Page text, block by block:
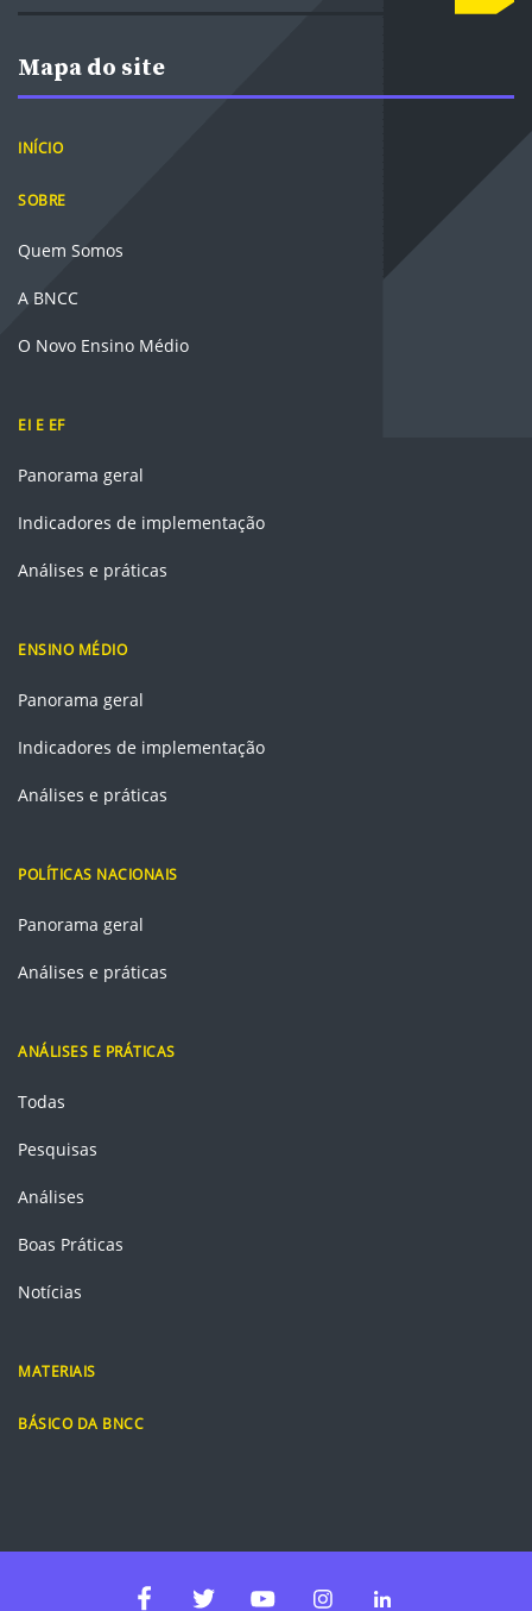
Mapa do site
INÍCIO
SOBRE
Quem Somos
A BNCC
O Novo Ensino Médio
EI E EF
Panorama geral
Indicadores de implementação
Análises e práticas
ENSINO MÉDIO
Panorama geral
Indicadores de implementação
Análises e práticas
POLÍTICAS NACIONAIS
Panorama geral
Análises e práticas
ANÁLISES E PRÁTICAS
Todas
Pesquisas
Análises
Boas Práticas
Notícias
MATERIAIS
BÁSICO DA BNCC
Facebook Twitter Youtube
Instagram